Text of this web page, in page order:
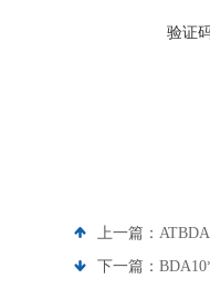
验证
上一篇：
下一篇：